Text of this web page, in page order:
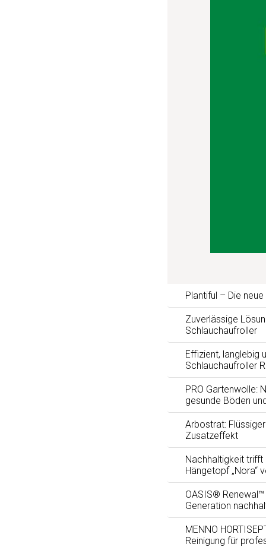
Plantiful – Die
Zuverlässige
Schlauchaufroller
Effizient, langlebig
Schlauchaufroller
PRO Gartenwolle:
gesunde Böden
Arbostrat:
Zusatzeffekt
Nachhaltigkeit trifft
Hängetopf „Nora“
OASIS®
Generation
MENNO
Reinigung für